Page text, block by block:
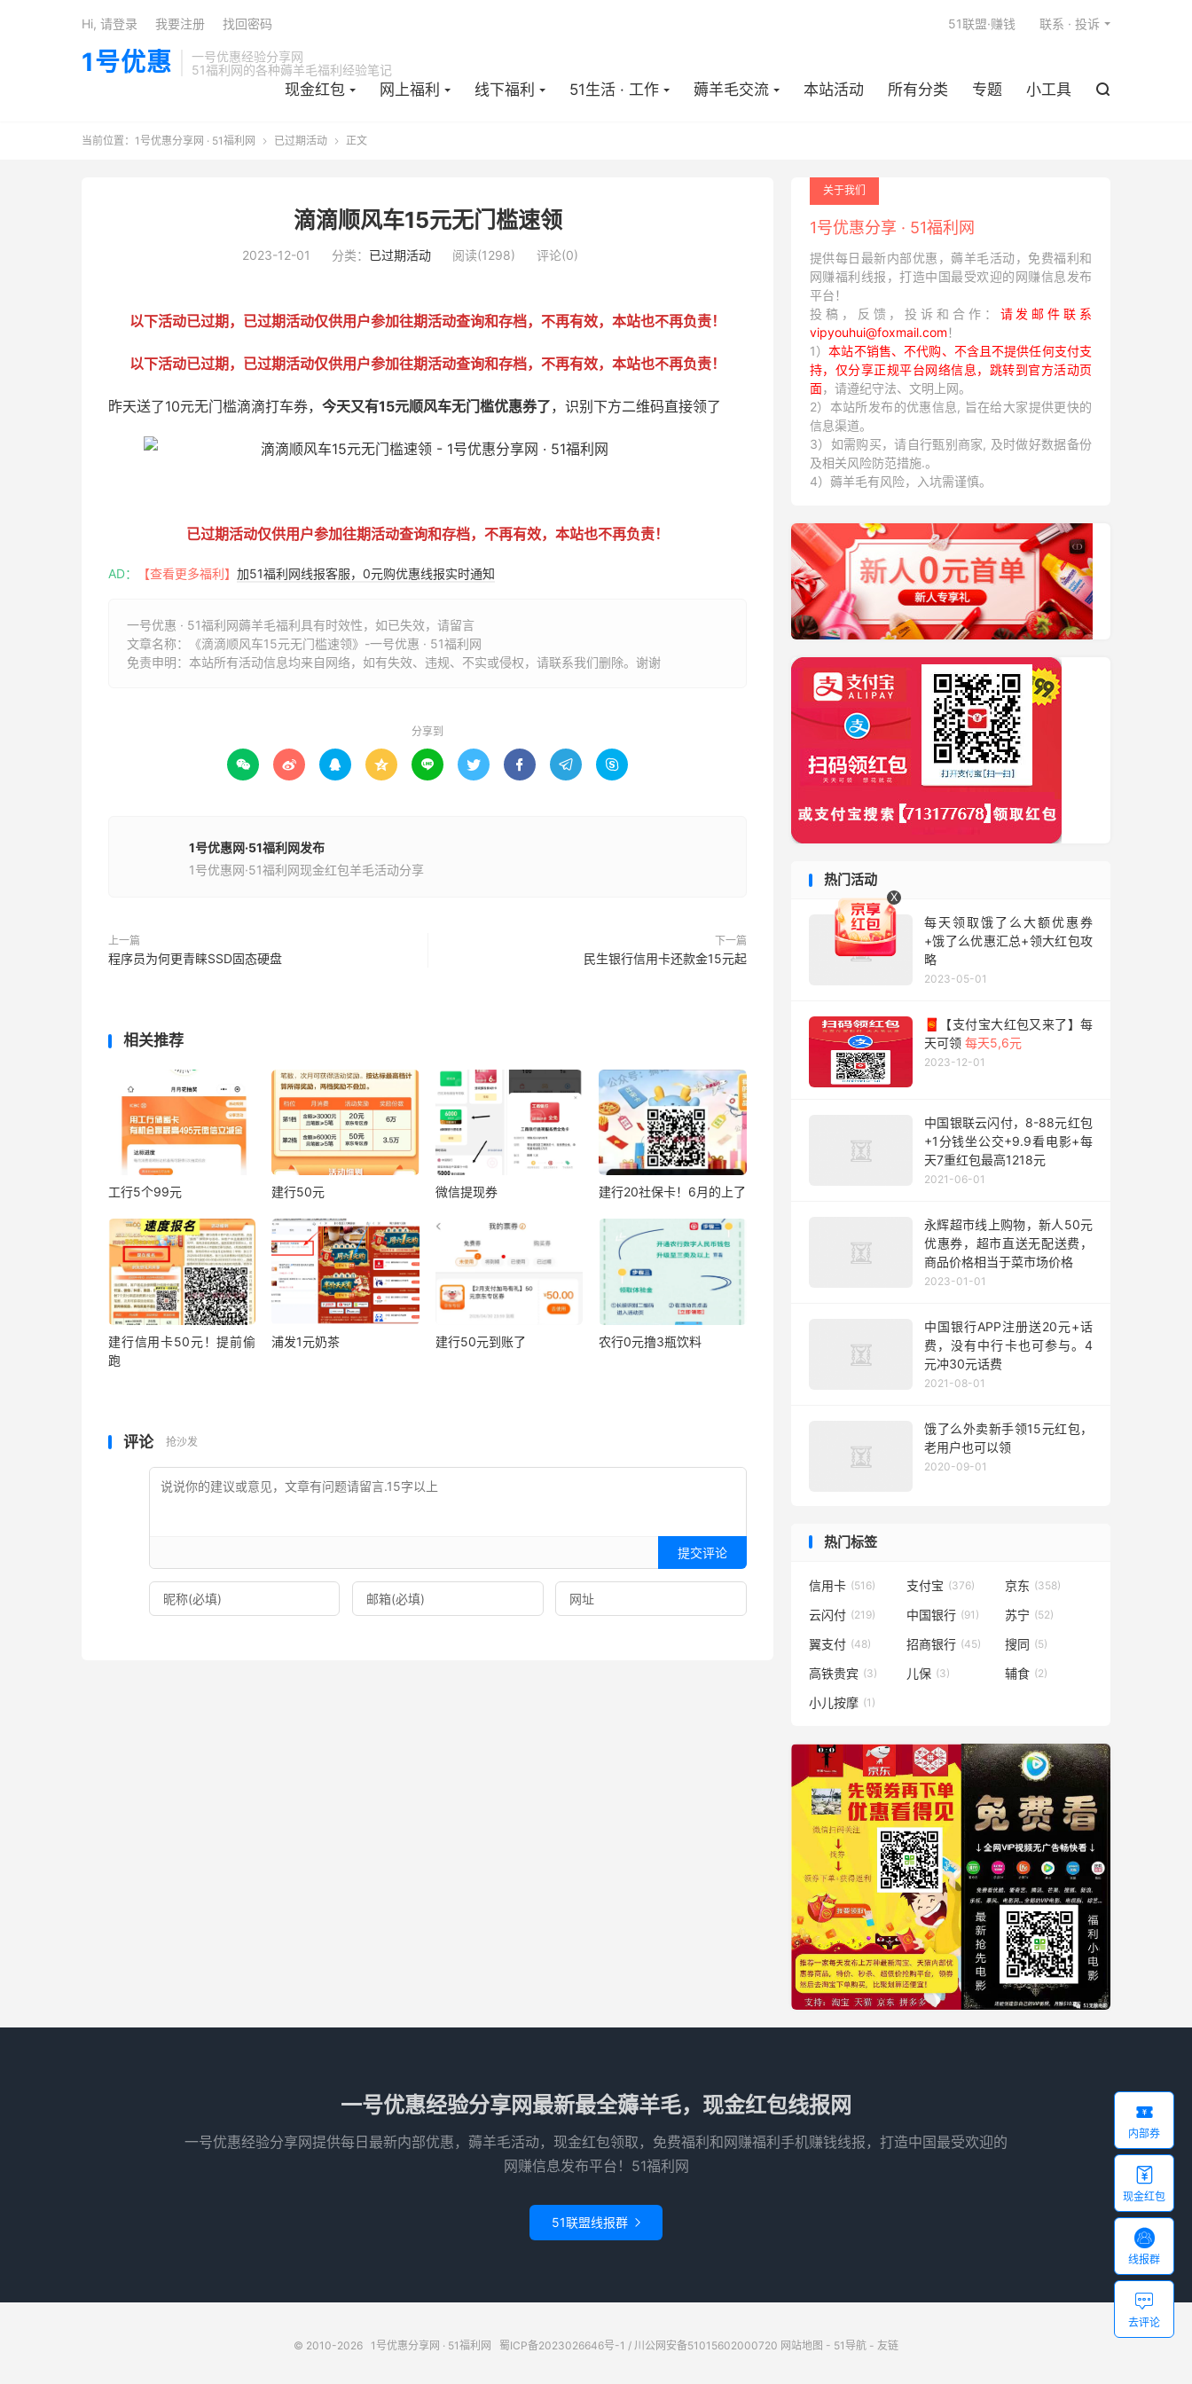
1号优惠
一号优惠经验分享网
51福利网的各种薅羊毛福利经验笔记
现金红包 网上福利 线下福利 51生活 · 工作 薅羊毛交流 本站活动 所有分类 专题 小工具 
51联盟·赚钱 联系 · 投诉
Hi, 请登录 我要注册 找回密码
当前位置： 1号优惠分享网 · 51福利网  已过期活动  正文
滴滴顺风车15元无门槛速领
2023-12-01 分类： 已过期活动 阅读(1298) 评论(0)
以下活动已过期，已过期活动仅供用户参加往期活动查询和存档，不再有效，本站也不再负责！
以下活动已过期，已过期活动仅供用户参加往期活动查询和存档，不再有效，本站也不再负责！
昨天送了10元无门槛滴滴打车券， 今天又有15元顺风车无门槛优惠券了，识别下方二维码直接领了
已过期活动仅供用户参加往期活动查询和存档，不再有效，本站也不再负责！
AD： 【查看更多福利】 加51福利网线报客服，0元购优惠线报实时通知
一号优惠 · 51福利网薅羊毛福利具有时效性，如已失效，请留言
文章名称：
《滴滴顺风车15元无门槛速领》-一号优惠 · 51福利网
免责申明：本站所有活动信息均来自网络，如有失效、违规、不实或侵权，请联系我们删除。谢谢
分享到
        
1号优惠网·51福利网发布
1号优惠网·51福利网现金红包羊毛活动分享
上一篇
程序员为何更青睐SSD固态硬盘
下一篇
民生银行信用卡还款金15元起
相关推荐
工行5个99元 建行50元 微信提现券 建行20社保卡！6月的上了
建行信用卡50元！提前偷
跑
浦发1元奶茶 建行50元到账了 农行0元撸3瓶饮料
评论 抢沙发
提交评论
关于我们
1号优惠分享 · 51福利网
提供每日最新内部优惠，薅羊毛活动，免费福利和
网赚福利线报，打造中国最受欢迎的网赚信息发布
平台！
投稿，反馈，投诉和合作： 请发邮件联系
vipyouhui@foxmail.com！
1）本站不销售、不代购、不含且不提供任何支付支
持，仅分享正规平台网络信息，跳转到官方活动页
面，请遵纪守法、文明上网。
2）本站所发布的优惠信息, 旨在给大家提供更快的
信息渠道。
3）如需购买，请自行甄别商家, 及时做好数据备份
及相关风险防范措施.。
4）薅羊毛有风险，入坑需谨慎。
热门活动
每天领取饿了么大额优惠券
+饿了么优惠汇总+领大红包攻
略
2023-05-01
🧧【支付宝大红包又来了】每
天可领 每天5,6元
2023-12-01
中国银联云闪付，8-88元红包
+1分钱坐公交+9.9看电影+每
天7重红包最高1218元
2021-06-01
永辉超市线上购物，新人50元
优惠券，超市直送无配送费，
商品价格相当于菜市场价格
2023-01-01
中国银行APP注册送20元+话
费，没有中行卡也可参与。4
元冲30元话费
2021-08-01
饿了么外卖新手领15元红包，
老用户也可以领
2020-09-01
热门标签
信用卡 (516) 支付宝 (376) 京东 (358)
云闪付 (219) 中国银行 (91) 苏宁 (52)
翼支付 (48) 招商银行 (45) 搜同 (5)
高铁贵宾 (3) 儿保 (3) 辅食 (2)
小儿按摩 (1)
一号优惠经验分享网最新最全薅羊毛，现金红包线报网
一号优惠经验分享网提供每日最新内部优惠，薅羊毛活动，现金红包领取，免费福利和网赚福利手机赚钱线报，打造中国最受欢迎的
网赚信息发布平台！51福利网
51联盟线报群 
© 2010-2026 1号优惠分享网 · 51福利网 蜀ICP备2023026646号-1 / 川公网安备51015602000720 网站地图 - 51导航 - 友链
X

内部券

现金红包

线报群

去评论